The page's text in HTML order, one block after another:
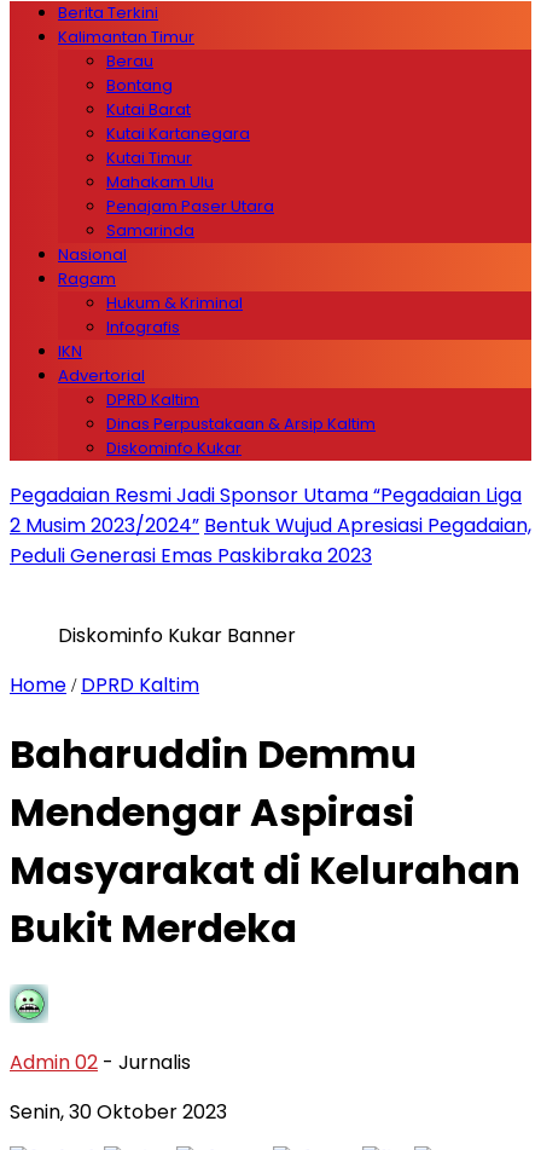
Berita Terkini
Kalimantan Timur
Berau
Bontang
Kutai Barat
Kutai Kartanegara
Kutai Timur
Mahakam Ulu
Penajam Paser Utara
Samarinda
Nasional
Ragam
Hukum & Kriminal
Infografis
IKN
Advertorial
DPRD Kaltim
Dinas Perpustakaan & Arsip Kaltim
Diskominfo Kukar
Pegadaian Resmi Jadi Sponsor Utama “Pegadaian Liga
2 Musim 2023/2024” Bentuk Wujud Apresiasi Pegadaian,
Peduli Generasi Emas Paskibraka 2023
Diskominfo Kukar Banner
Home / DPRD Kaltim
Baharuddin Demmu
Mendengar Aspirasi
Masyarakat di Kelurahan
Bukit Merdeka
Admin 02 - Jurnalis
Senin, 30 Oktober 2023